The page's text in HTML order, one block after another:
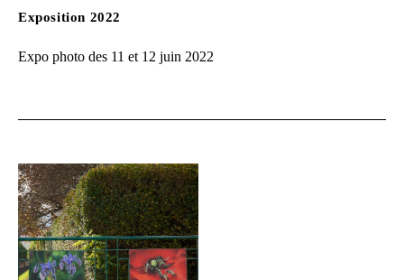
Exposition 2022
Expo photo des 11 et 12 juin 2022